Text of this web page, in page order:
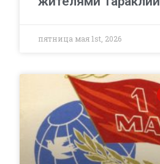
пятница мая 1st, 2026